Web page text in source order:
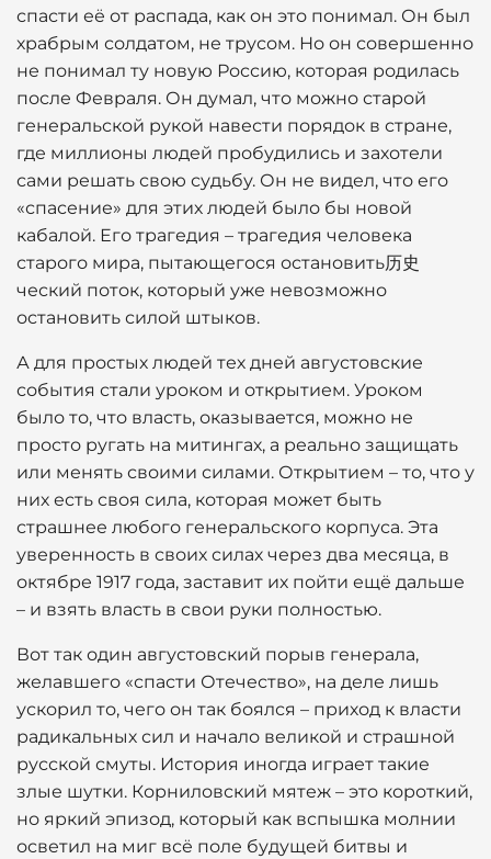
спасти её от распада, как он это понимал. Он был
храбрым солдатом, не трусом. Но он совершенно
не понимал ту новую Россию, которая родилась
после Февраля. Он думал, что можно старой
генеральской рукой навести порядок в стране,
где миллионы людей пробудились и захотели
сами решать свою судьбу. Он не видел, что его
«спасение» для этих людей было бы новой
кабалой. Его трагедия – трагедия человека
старого мира, пытающегося остановить历史
ческий поток, который уже невозможно
остановить силой штыков.
А для простых людей тех дней августовские
события стали уроком и открытием. Уроком
было то, что власть, оказывается, можно не
просто ругать на митингах, а реально защищать
или менять своими силами. Открытием – то, что у
них есть своя сила, которая может быть
страшнее любого генеральского корпуса. Эта
уверенность в своих силах через два месяца, в
октябре 1917 года, заставит их пойти ещё дальше
– и взять власть в свои руки полностью.
Вот так один августовский порыв генерала,
желавшего «спасти Отечество», на деле лишь
ускорил то, чего он так боялся – приход к власти
радикальных сил и начало великой и страшной
русской смуты. История иногда играет такие
злые шутки. Корниловский мятеж – это короткий,
но яркий эпизод, который как вспышка молнии
осветил на миг всё поле будущей битвы и